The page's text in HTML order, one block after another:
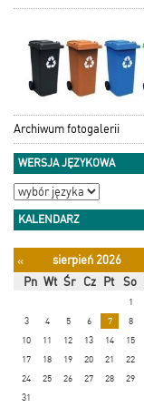
Archiwum fotogalerii
WERSJA JĘZYKOWA
KALENDARZ
« sierpień 2026
Pn Wt Śr Cz Pt So
1
3
4 5 6 7 8
10
11 12 13 14 15
17
18 19 20 21 22
24
25 26 27 28 29
31